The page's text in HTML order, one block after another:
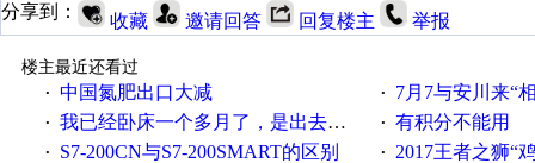
分享到：
收藏 邀请回答 回复楼主 举报
楼主最近还看过
· 中国氮肥出口大减 · 7月7与安川来“
· 我已经卧床一个多月了，是出去安装机械手在高速遭遇车祸所致:大家工作都要特别注意啊 · 有积分不能用
· S7-200CN与S7-200SMART的区别 · 2017王者之狮“鸡”情签到